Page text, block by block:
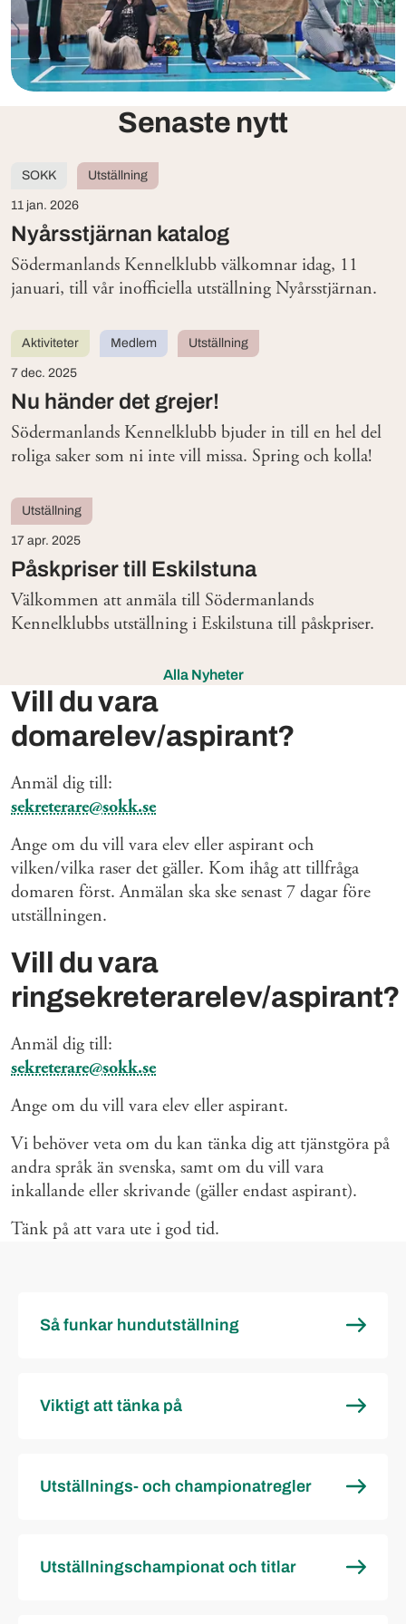
Senaste nytt
Nyårsstjärnan katalog
SOKK Utställning
11 jan. 2026
Södermanlands Kennelklubb välkomnar idag, 11
januari, till vår inofficiella utställning Nyårsstjärnan.
Nu händer det grejer!
Aktiviteter Medlem Utställning
7 dec. 2025
Södermanlands Kennelklubb bjuder in till en hel del
roliga saker som ni inte vill missa. Spring och kolla!
Påskpriser till Eskilstuna
Utställning
17 apr. 2025
Välkommen att anmäla till Södermanlands
Kennelklubbs utställning i Eskilstuna till påskpriser.
Alla Nyheter
Vill du vara
domarelev/aspirant?
Anmäl dig till:
sekreterare@sokk.se
Ange om du vill vara elev eller aspirant och
vilken/vilka raser det gäller. Kom ihåg att tillfråga
domaren först. Anmälan ska ske senast 7 dagar före
utställningen.
Vill du vara
ringsekreterarelev/aspirant?
Anmäl dig till:
sekreterare@sokk.se
Ange om du vill vara elev eller aspirant.
Vi behöver veta om du kan tänka dig att tjänstgöra på
andra språk än svenska, samt om du vill vara
inkallande eller skrivande (gäller endast aspirant).
Tänk på att vara ute i god tid.
Så funkar hundutställning
Viktigt att tänka på
Utställnings- och championatregler
Utställningschampionat och titlar